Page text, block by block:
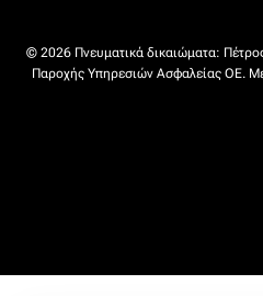
© 2026 Πνευματικά δικαιώματα:
Παροχής Υπηρεσιών Ασφαλείας ΟΕ.